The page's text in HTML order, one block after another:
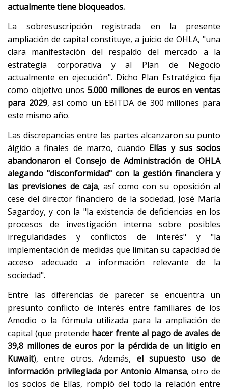
actualmente tiene bloqueados.
La sobresuscripción registrada en la presente
ampliación de capital constituye, a juicio de OHLA, "una
clara manifestación del respaldo del mercado a la
estrategia corporativa y al Plan de Negocio
actualmente en ejecución". Dicho Plan Estratégico fija
como objetivo unos 5.000 millones de euros en ventas
para 2029, así como un EBITDA de 300 millones para
este mismo año.
Las discrepancias entre las partes alcanzaron su punto
álgido a finales de marzo, cuando Elías y sus socios
abandonaron el Consejo de Administración de OHLA
alegando "disconformidad" con la gestión financiera y
las previsiones de caja, así como con su oposición al
cese del director financiero de la sociedad, José María
Sagardoy, y con la "la existencia de deficiencias en los
procesos de investigación interna sobre posibles
irregularidades y conflictos de interés" y "la
implementación de medidas que limitan su capacidad de
acceso adecuado a información relevante de la
sociedad".
Entre las diferencias de parecer se encuentra un
presunto conflicto de interés entre familiares de los
Amodio o la fórmula utilizada para la ampliación de
capital (que pretende hacer frente al pago de avales de
39,8 millones de euros por la pérdida de un litigio en
Kuwait), entre otros. Además, el supuesto uso de
información privilegiada por Antonio Almansa, otro de
los socios de Elías, rompió del todo la relación entre